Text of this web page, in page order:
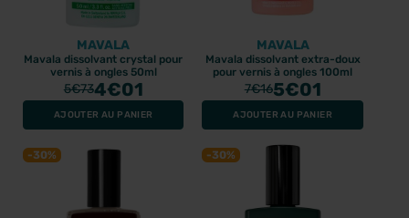
MAVALA
Mavala dissolvant crystal pour
vernis à ongles 50ml
5€734€01
AJOUTER AU PANIER
MAVALA
Mavala dissolvant extra-doux
pour vernis à ongles 100ml
7€165€01
AJOUTER AU PANIER
-30% -30%